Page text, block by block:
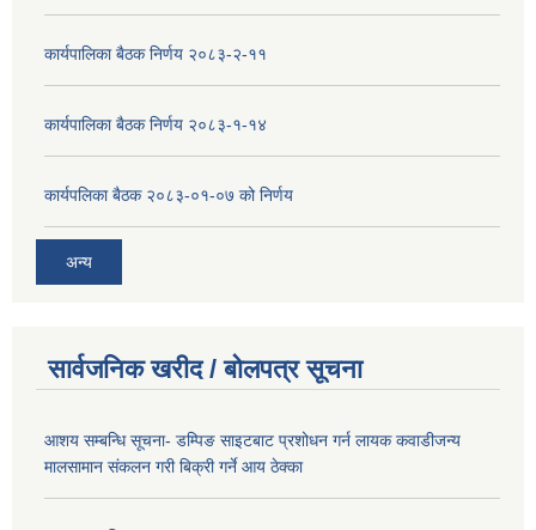
कार्यपालिका बैठक निर्णय २०८३-२-११
कार्यपालिका बैठक निर्णय २०८३-१-१४
कार्यपलिका बैठक २०८३-०१-०७ को निर्णय
अन्य
सार्वजनिक खरीद / बोलपत्र सूचना
आशय सम्बन्धि सूचना- डम्पिङ साइटबाट प्रशोधन गर्न लायक कवाडीजन्य
मालसामान संकलन गरी बिक्री गर्ने आय ठेक्का